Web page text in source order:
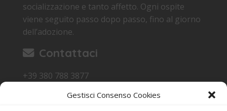
Gestisci Consenso Cookies
socializzazione e tanto affetto. Ogni ospite
viene seguito passo dopo passo, fino al giorno
dell’adozione.
Contattaci
+39 380 788 3877
Loc. Sa Terredda 09013 Carbonia SU